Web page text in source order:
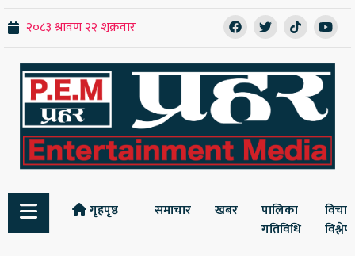
गृहपृष्ठ समाचार खबर
पालिका
गतिविधि